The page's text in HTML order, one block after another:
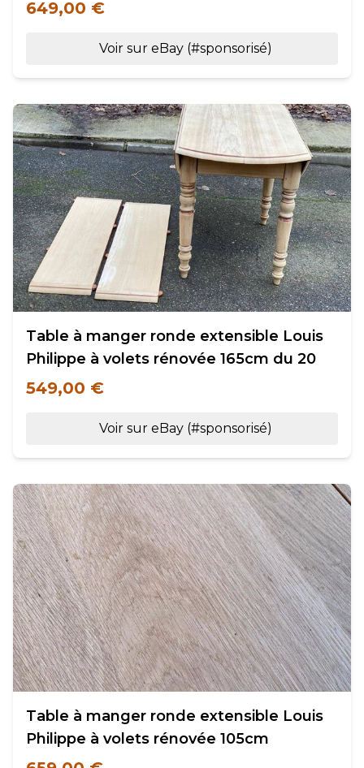
649,00 €
Voir sur eBay (#sponsorisé)
Table à manger ronde extensible Louis
Philippe à volets rénovée 165cm du 20
549,00 €
Voir sur eBay (#sponsorisé)
Table à manger ronde extensible Louis
Philippe à volets rénovée 105cm